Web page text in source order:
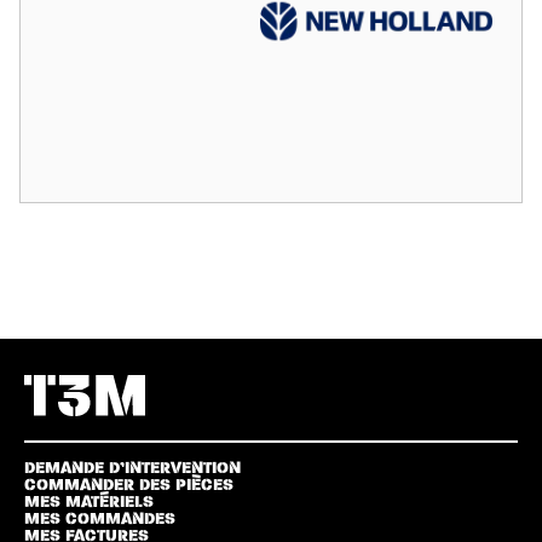
DEMANDE D’INTERVENTION
COMMANDER DES PIÈCES
MES MATÉRIELS
MES COMMANDES
MES FACTURES